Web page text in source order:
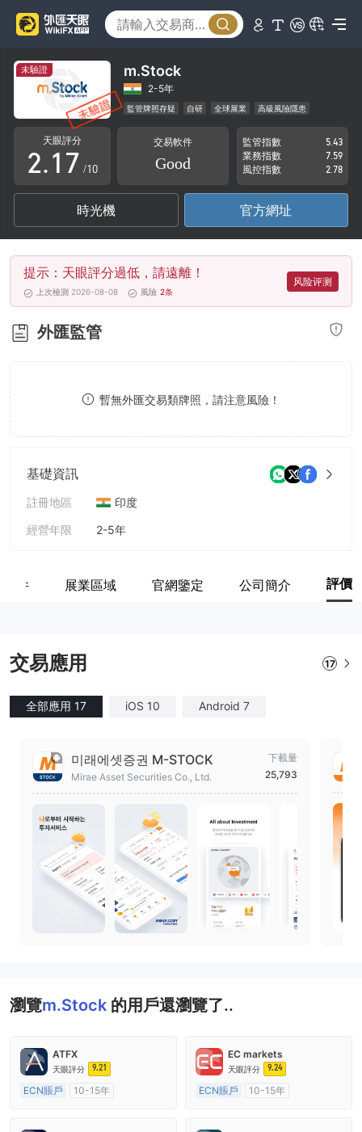
未驗證 m.Stock
2-5年
監管牌照存疑 自研 全球展業 高級風險隱患
天眼評分
0
1
2
3
4
5
6
7
8
.
0
1
2
3
4
5
6
7
3
4
5
6
7
8
9
/10
交易軟件
Good
監管指數
5.43
業務指數
7.59
風控指數
2.78
時光機 官方網址
提示：天眼評分過低，請遠離！
上次檢測 2026-08-08 風險 2条
风险评测
外匯監管
暫無外匯交易類牌照，請注意風險！
基礎資訊
註冊地區
印度
經營年限
2-5年
軟件 展業區域 官網鑒定 公司簡介 評價
交易應用 17
全部應用 17 iOS 10 Android 7
미래에셋증권 M-STOCK
Mirae Asset Securities Co., Ltd.
下載量
25,793
瀏覽m.Stock 的用戶還瀏覽了..
ATFX
天眼評分 9.21
ECN賬戶
10-15年
主標MT4
EC markets
天眼評分 9.24
ECN賬戶
10-15年
主標MT4